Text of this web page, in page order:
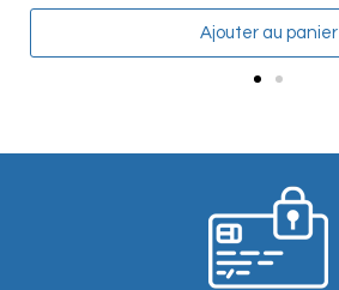
Ajouter au panier